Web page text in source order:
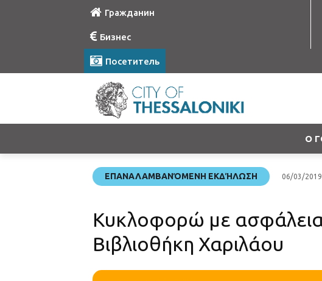
Гражданин
Бизнес
Посетитель
О
ΕΠΑΝΑΛΑΜΒΑΝΌΜΕΝΗ ΕΚΔΉΛΩΣΗ 06/03/
Κυκλοφορώ με
Βιβλιοθήκη Χαριλάου